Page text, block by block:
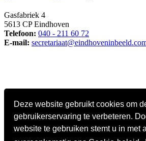
Deze website gebruikt cookies om
gebruikerservaring te verbeteren.
website te gebruiken stemt u in met
Gasfabriek 4
5613 CP Eindhoven
Telefoon: 040 - 211 60 72
E-mail: